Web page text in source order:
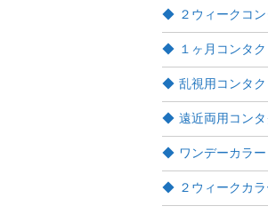
２ウィークコ
１ヶ月コンタク
乱視用コンタク
遠近両用コンタ
ワンデーカラ
２ウィークカ